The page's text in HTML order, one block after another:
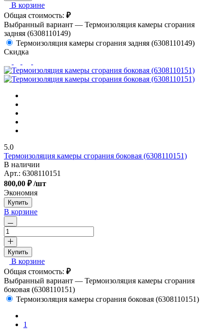
В корзине
Общая стоимость: ₽
Выбранный вариант — Термоизоляция камеры сгорания
задняя (6308110149)
Термоизоляция камеры сгорания задняя (6308110149)
Скидка
5.0
Термоизоляция камеры сгорания боковая (6308110151)
В наличии
Арт.: 6308110151
800,00 ₽/шт
Экономия
Купить
В корзине
Купить
В корзине
Общая стоимость: ₽
Выбранный вариант — Термоизоляция камеры сгорания
боковая (6308110151)
Термоизоляция камеры сгорания боковая (6308110151)
1